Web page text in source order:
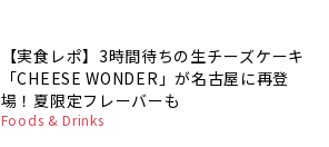
【実食レポ】3時間待ちの生チーズケーキ
「CHEESE WONDER」が名古屋に再登
場！夏限定フレーバーも
Foods & Drinks